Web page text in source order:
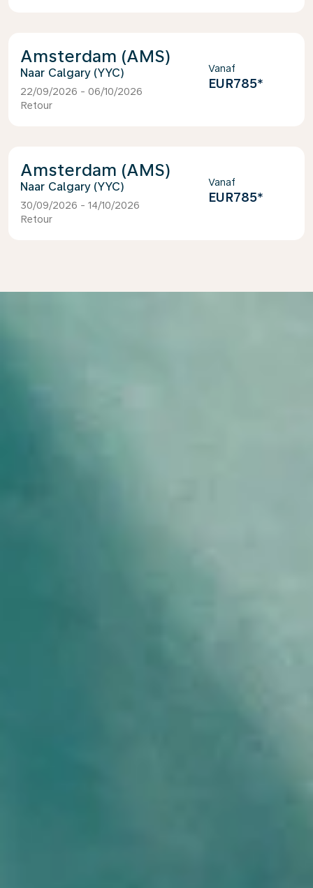
Amsterdam (AMS)
Calgary (YYC)
22/09/2026 - 06/10/2026
Retour
Vanaf
EUR785*
Amsterdam (AMS)
Calgary (YYC)
30/09/2026 - 14/10/2026
Retour
Vanaf
EUR785*